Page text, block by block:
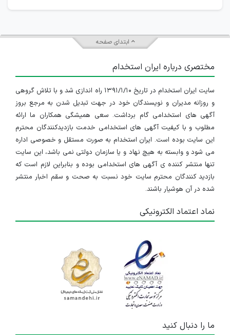
ابتدای صفحه
مختصری درباره ایران استخدام
سایت ایران استخدام در تاریخ ۱۳۹۱/۱/۱۰ راه اندازی شد و با تلاش گروهی
و روزانه مدیران و نویسندگان خود در جهت تبدیل شدن به مرجع بروز
آگهی های استخدامی گام برداشت. سعی همیشگی همکاران ما ارائه
مطلوب و با کیفیت آگهی های استخدامی خدمت بازدیدکنندگان محترم
این سایت بوده است. ایران استخدام به صورت مستقل و خصوصی اداره
می شود و وابسته به هیچ نهاد و یا سازمان دولتی نمی باشد، این سایت
تنها منتشر کننده ی آگهی های استخدامی بوده و بنابراین لازم است که
بازدید کنندگان محترم سایت خود نسبت به صحت و سقم اخبار منتشر
شده در آن هوشیار باشند.
نماد اعتماد الکترونیکی
ما را دنبال کنید